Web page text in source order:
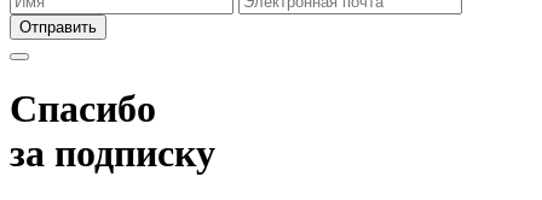
Отправить
Спасибо
за подписку